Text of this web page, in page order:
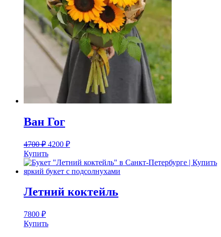
Ван Гог
4700₽ 4200 ₽
Купить
Летний коктейль
7800 ₽
Купить